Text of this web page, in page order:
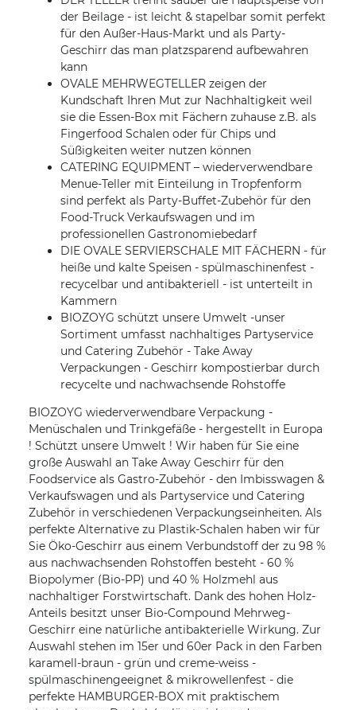
der Beilage - ist leicht & stapelbar somit perfekt
für den Außer-Haus-Markt und als Party-
Geschirr das man platzsparend aufbewahren
kann
OVALE MEHRWEGTELLER zeigen der
Kundschaft Ihren Mut zur Nachhaltigkeit weil
sie die Essen-Box mit Fächern zuhause z.B. als
Fingerfood Schalen oder für Chips und
Süßigkeiten weiter nutzen können
CATERING EQUIPMENT – wiederverwendbare
Menue-Teller mit Einteilung in Tropfenform
sind perfekt als Party-Buffet-Zubehör für den
Food-Truck Verkaufswagen und im
professionellen Gastronomiebedarf
DIE OVALE SERVIERSCHALE MIT FÄCHERN - für
heiße und kalte Speisen - spülmaschinenfest -
recycelbar und antibakteriell - ist unterteilt in
Kammern
BIOZOYG schützt unsere Umwelt -unser
Sortiment umfasst nachhaltiges Partyservice
und Catering Zubehör - Take Away
Verpackungen - Geschirr kompostierbar durch
recycelte und nachwachsende Rohstoffe
BIOZOYG wiederverwendbare Verpackung -
Menüschalen und Trinkgefäße - hergestellt in Europa
! Schützt unsere Umwelt ! Wir haben für Sie eine
große Auswahl an Take Away Geschirr für den
Foodservice als Gastro-Zubehör - den Imbisswagen &
Verkaufswagen und als Partyservice und Catering
Zubehör in verschiedenen Verpackungseinheiten. Als
perfekte Alternative zu Plastik-Schalen haben wir für
Sie Öko-Geschirr aus einem Verbundstoff der zu 98 %
aus nachwachsenden Rohstoffen besteht - 60 %
Biopolymer (Bio-PP) und 40 % Holzmehl aus
nachhaltiger Forstwirtschaft. Dank des hohen Holz-
Anteils besitzt unser Bio-Compound Mehrweg-
Geschirr eine natürliche antibakterielle Wirkung. Zur
Auswahl stehen im 15er und 60er Pack in den Farben
karamell-braun - grün und creme-weiss -
spülmaschinengeeignet & mikrowellenfest - die
perfekte HAMBURGER-BOX mit praktischem